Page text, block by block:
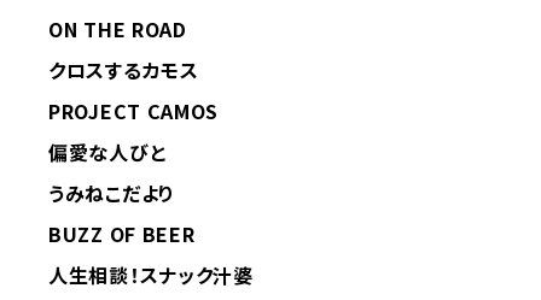
ON THE ROAD
クロスするカモス
PROJECT CAMOS
偏愛な人びと
うみねこだより
BUZZ OF BEER
人生相談！スナック汁婆